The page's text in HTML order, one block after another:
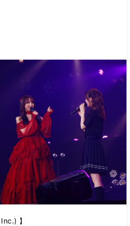
】